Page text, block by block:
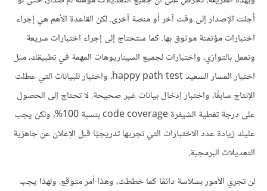
أجلت الإصدار إلى وقت آخر أو منصة آخرى. لكن القاعدة الأهم هي إجراء
اختبارات مؤتمتة موثوق بها. كما ستحتاج إلى إجراء اختبارات سريعة
وتعمل بالتوازي، واختبارات لجميع السيناريوهات المهمة في تطبيقك، مثل
اختبار المسار السعيد happy path test، واختبار للبيانات التي عطلت
الإنتاج سابقًا، واختبار إدخال بيانات غير صحيحة. لا تحتاج إلى الحصول
على درجة تغطية الشيفرة code coverage بنسبة 100%، ولكن يجب
عليك زيادة عدد الاختبارات التي تجريها تدريجيًا قبل الإعلان عن جاهزية
التعديلات البرمجية.
لن تجري الأمور بسلاسة دائمًا كما خططت، وهذا أمر متوقع. ولهذا يجب